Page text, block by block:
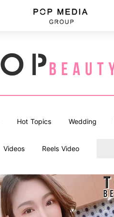
Hot Topics Wedding
Videos Reels Video